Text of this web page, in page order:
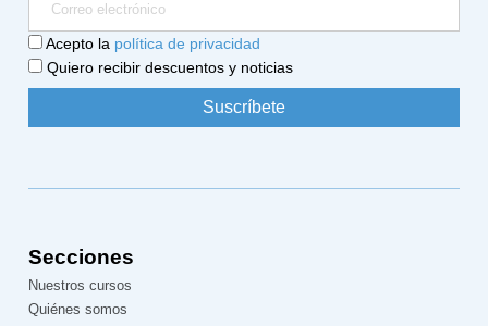
Acepto la política de privacidad
Quiero recibir descuentos y noticias
Secciones
Nuestros cursos
Quiénes somos